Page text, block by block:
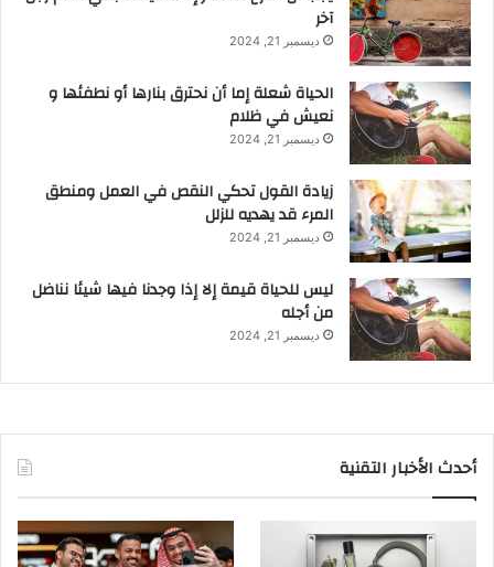
آخر
ديسمبر 21, 2024
الحياة شعلة إما أن نحترق بنارها أو نطفئها و
نعيش في ظلام
ديسمبر 21, 2024
زيادة القول تحكي النقص في العمل ومنطق
المرء قد يهديه للزلل
ديسمبر 21, 2024
ليس للحياة قيمة إلا إذا وجدنا فيها شيئا نناضل
من أجله
ديسمبر 21, 2024
أحدث الأخبار التقنية